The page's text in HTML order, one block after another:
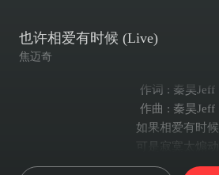
也许相爱有时候 (Live)
焦迈奇
作词 : 秦昊Jeff
作曲 : 秦昊Jeff
如果相爱有时候
可是寂寞太煽动
想要遗忘的